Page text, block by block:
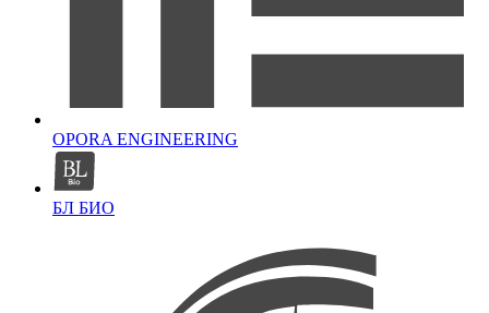
OPORA ENGINEERING
БЛ БИО